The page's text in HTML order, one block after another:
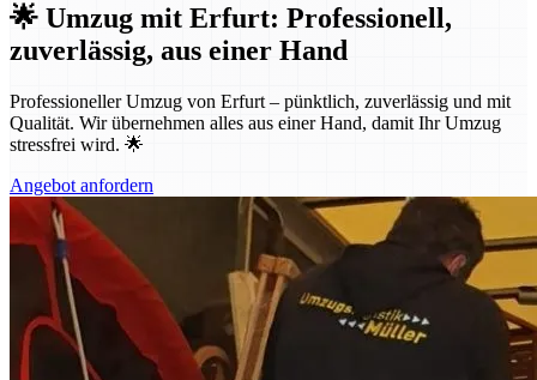
🌟 Umzug mit Erfurt: Professionell,
zuverlässig, aus einer Hand
Professioneller Umzug von Erfurt – pünktlich, zuverlässig und mit
Qualität. Wir übernehmen alles aus einer Hand, damit Ihr Umzug
stressfrei wird. 🌟
Angebot anfordern